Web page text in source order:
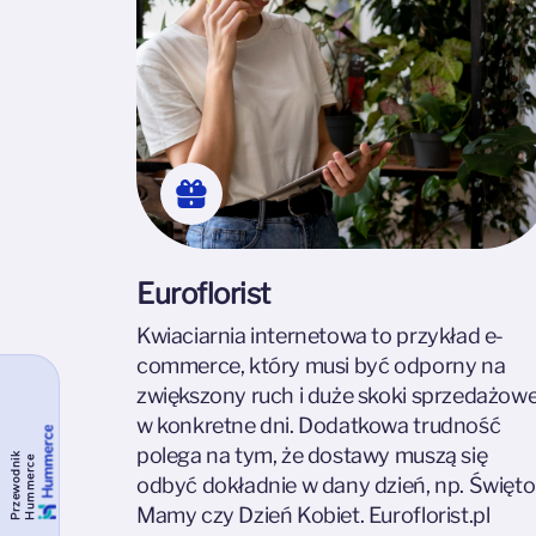
Euroflorist
Kwiaciarnia internetowa to przykład e-
commerce, który musi być odporny na
zwiększony ruch i duże skoki
w konkretne dni. Dodatkowa trudność
polega na tym, że dostawy muszą się
odbyć dokładnie w dany dzień, np. Święto
Mamy czy Dzień Kobiet. Euroflorist.pl
P
r
z
e
w
o
d
n
i
k
H
u
m
m
e
r
ce